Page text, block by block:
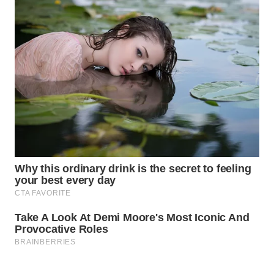
WN
TAPANULI
UTARA
WN
SAMOSIR
WN
PADANG
WN
SUMEDANG
WN
CIANJUR